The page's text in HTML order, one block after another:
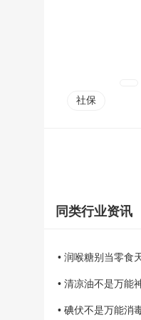
社保
同类行业资讯
• 润喉糖别当零食
• 清凉油不是万能
• 碘伏不是万能消